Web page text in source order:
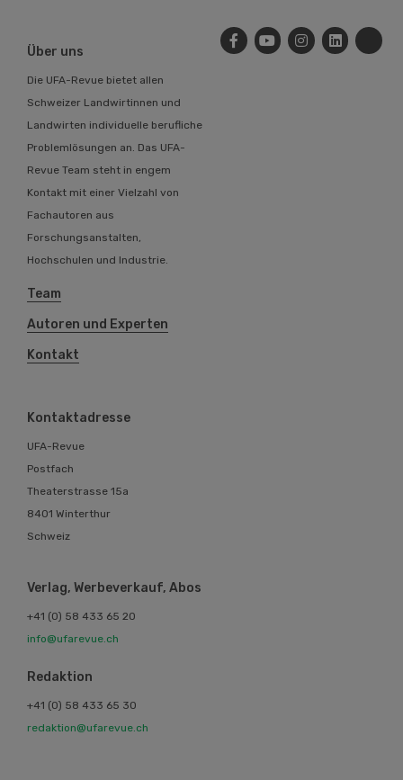
Über uns
Die UFA-Revue bietet allen
Schweizer Landwirtinnen und
Landwirten individuelle berufliche
Problemlösungen an. Das UFA-
Revue Team steht in engem
Kontakt mit einer Vielzahl von
Fachautoren aus
Forschungsanstalten,
Hochschulen und Industrie.
Team
Autoren und Experten
Kontakt
Kontaktadresse
UFA-Revue
Postfach
Theaterstrasse 15a
8401 Winterthur
Schweiz
Verlag, Werbeverkauf, Abos
+41 (0) 58 433 65 20
info@ufarevue.ch
Redaktion
+41 (0) 58 433 65 30
redaktion@ufarevue.ch